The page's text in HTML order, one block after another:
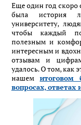
Еще один год скоро
была история
университету,
чтобы каждый
полезным и
интересным и
отзывам и
удалось. О том, как
нашем итоговом
вопросах, ответах